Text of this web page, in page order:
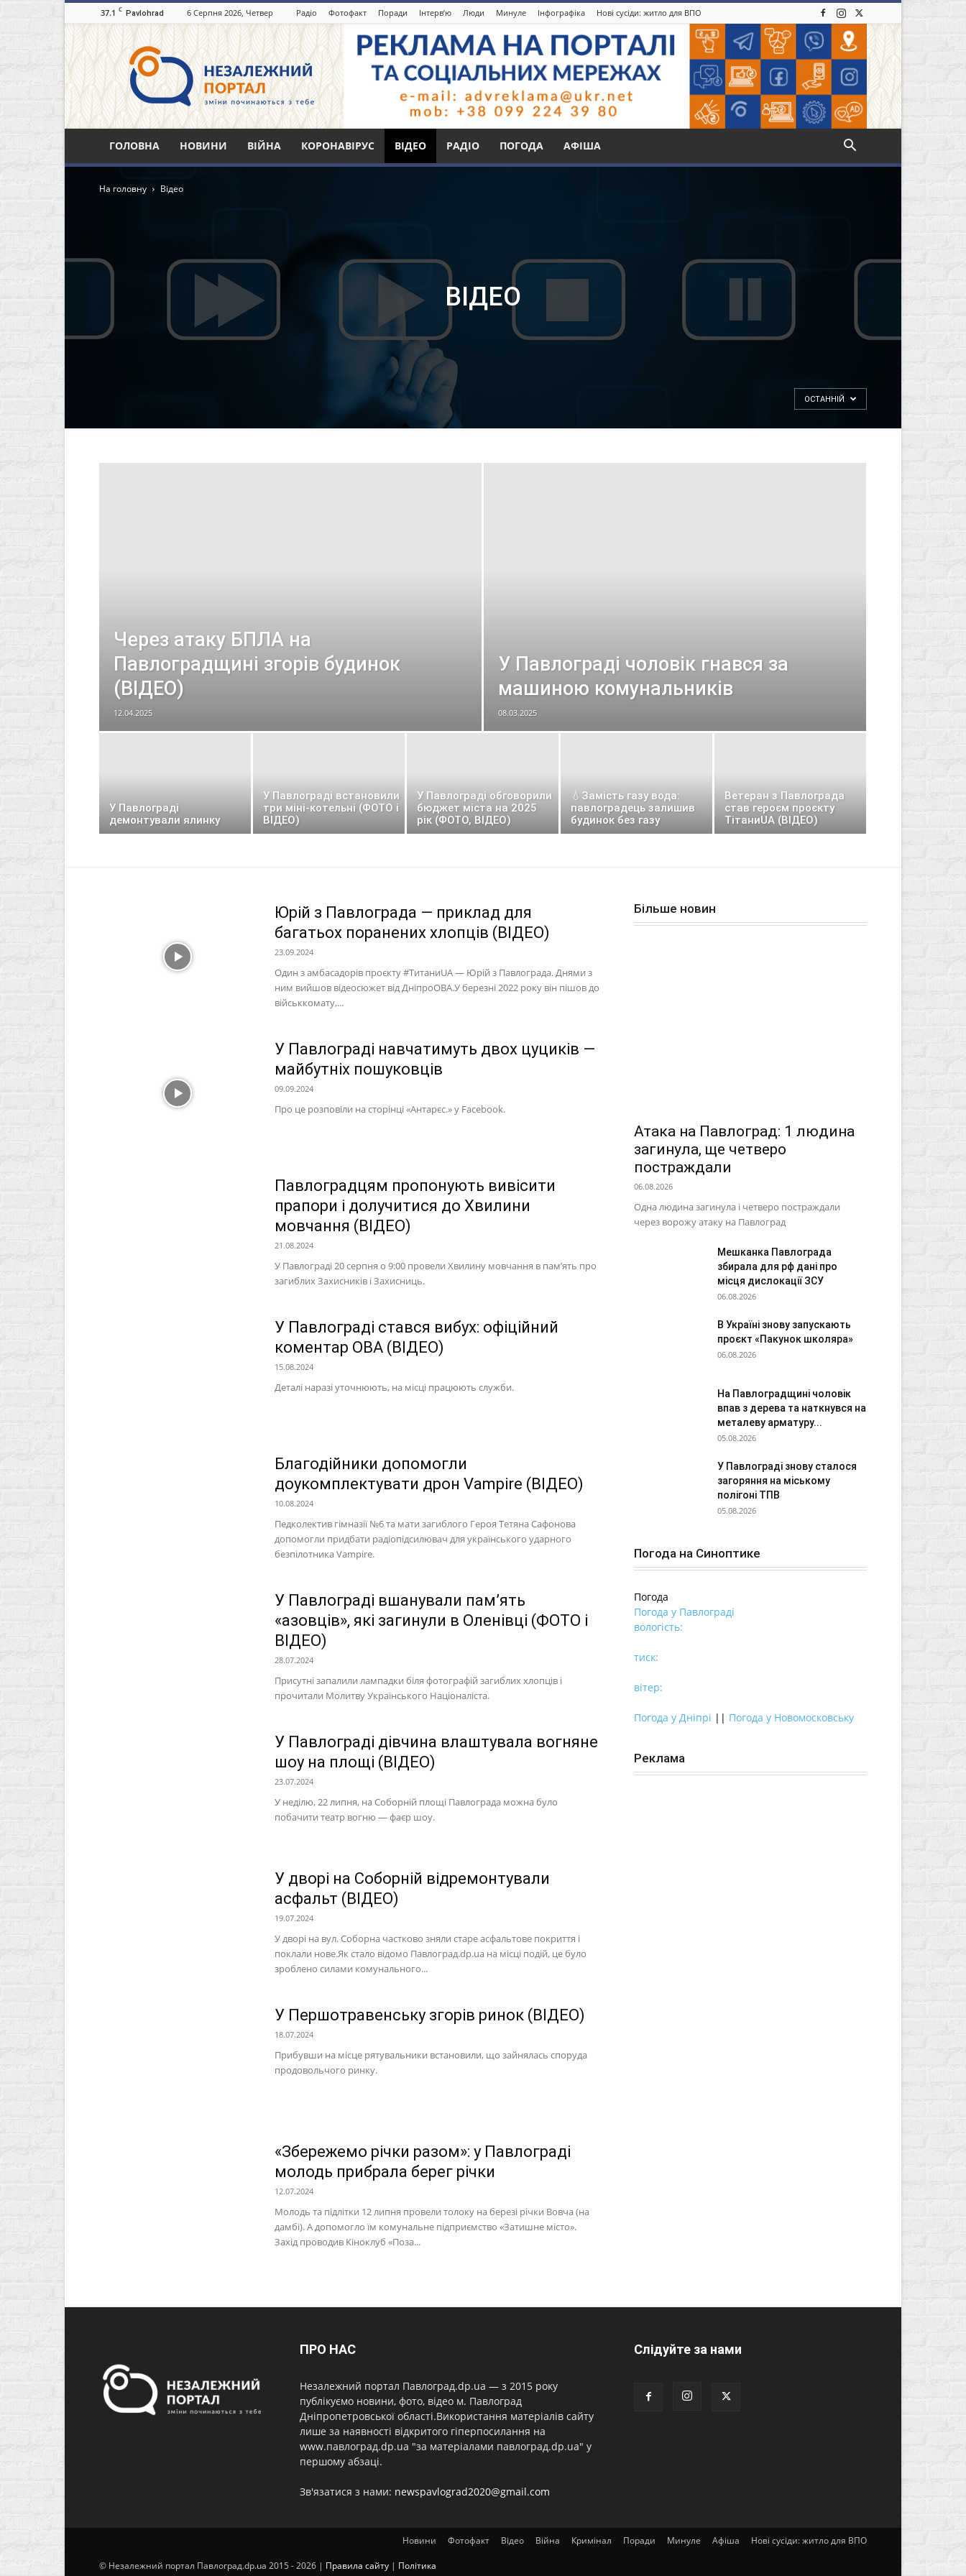
37.1 C Pavlohrad 6 Серпня 2026, Четвер Радіо Фотофакт Поради Інтерв’ю Люди Минуле Інфографіка Нові сусіди: житло для ВПО
Незалежний
портал
Павлоград.dp.ua
ГОЛОВНА НОВИНИ ВІЙНА КОРОНАВІРУС ВІДЕО РАДІО ПОГОДА АФІША
На головну Відео
ВІДЕО
ОСТАННІЙ
Через атаку БПЛА на
Павлоградщині згорів будинок
(ВІДЕО)
12.04.2025
У Павлограді чоловік гнався за
машиною комунальників
08.03.2025
У Павлограді
демонтували ялинку
У Павлограді встановили
три міні-котельні (ФОТО і
ВІДЕО)
У Павлограді обговорили
бюджет міста на 2025
рік (ФОТО, ВІДЕО)
💧Замість газу вода:
павлоградець залишив
будинок без газу
Ветеран з Павлограда
став героєм проєкту
ТітаниUA (ВІДЕО)
Юрій з Павлограда — приклад для
багатьох поранених хлопців (ВІДЕО)
23.09.2024
Один з амбасадорів проєкту #ТитаниUA ― Юрій з Павлограда. Днями з
ним вийшов відеосюжет від ДніпроОВА.У березні 2022 року він пішов до
військкомату,...
У Павлограді навчатимуть двох цуциків ―
майбутніх пошуковців
09.09.2024
Про це розповіли на сторінці «Антарєс.» у Facebook.
Павлоградцям пропонують вивісити
прапори і долучитися до Хвилини
мовчання (ВІДЕО)
21.08.2024
У Павлограді 20 серпня о 9:00 провели Хвилину мовчання в пам’ять про
загиблих Захисників і Захисниць.
У Павлограді стався вибух: офіційний
коментар ОВА (ВІДЕО)
15.08.2024
Деталі наразі уточнюють, на місці працюють служби.
Благодійники допомогли
доукомплектувати дрон Vampire (ВІДЕО)
10.08.2024
Педколектив гімназії №6 та мати загиблого Героя Тетяна Сафонова
допомогли придбати радіопідсилювач для українського ударного
безпілотника Vampire.
У Павлограді вшанували пам’ять
«азовців», які загинули в Оленівці (ФОТО і
ВІДЕО)
28.07.2024
Присутні запалили лампадки біля фотографій загиблих хлопців і
прочитали Молитву Українського Націоналіста.
У Павлограді дівчина влаштувала вогняне
шоу на площі (ВІДЕО)
23.07.2024
У неділю, 22 липня, на Соборній площі Павлограда можна було
побачити театр вогню ― фаєр шоу.
У дворі на Соборній відремонтували
асфальт (ВІДЕО)
19.07.2024
У дворі на вул. Соборна частково зняли старе асфальтове покриття і
поклали нове.Як стало відомо Павлоград.dp.ua на місці подій, це було
зроблено силами комунального...
У Першотравенську згорів ринок (ВІДЕО)
18.07.2024
Прибувши на місце рятувальники встановили, що зайнялась споруда
продовольчого ринку.
«Збережемо річки разом»: у Павлограді
молодь прибрала берег річки
12.07.2024
Молодь та підлітки 12 липня провели толоку на березі річки Вовча (на
дамбі). А допомогло їм комунальне підприємство «Затишне місто».
Захід проводив Кіноклуб «Поза...
Більше новин
Атака на Павлоград: 1 людина
загинула, ще четверо
постраждали
06.08.2026
Одна людина загинула і четверо постраждали
через ворожу атаку на Павлоград
Мешканка Павлограда
збирала для рф дані про
місця дислокації ЗСУ
06.08.2026
В Україні знову запускають
проєкт «Пакунок школяра»
06.08.2026
На Павлоградщині чоловік
впав з дерева та наткнувся на
металеву арматуру...
05.08.2026
У Павлограді знову сталося
загоряння на міському
полігоні ТПВ
05.08.2026
Погода на Синоптике
Погода
Погода у Павлограді
вологість:
тиск:
вітер:
Погода у Дніпрі || Погода у Новомосковську
Реклама
ПРО НАС
Незалежний портал Павлоград.dp.ua — з 2015 року
публікуємо новини, фото, відео м. Павлоград
Дніпропетровської області.Використання матеріалів сайту
лише за наявності відкритого гіперпосилання на
www.павлоград.dp.ua "за матеріалами павлоград.dp.ua" у
першому абзаці.
Зв'язатися з нами: newspavlograd2020@gmail.com
Слідуйте за нами
Новини Фотофакт Відео Війна Кримінал Поради Минуле Афіша Нові сусіди: житло для ВПО
© Незалежний портал Павлоград.dp.ua 2015 - 2026 | Правила сайту | Політика